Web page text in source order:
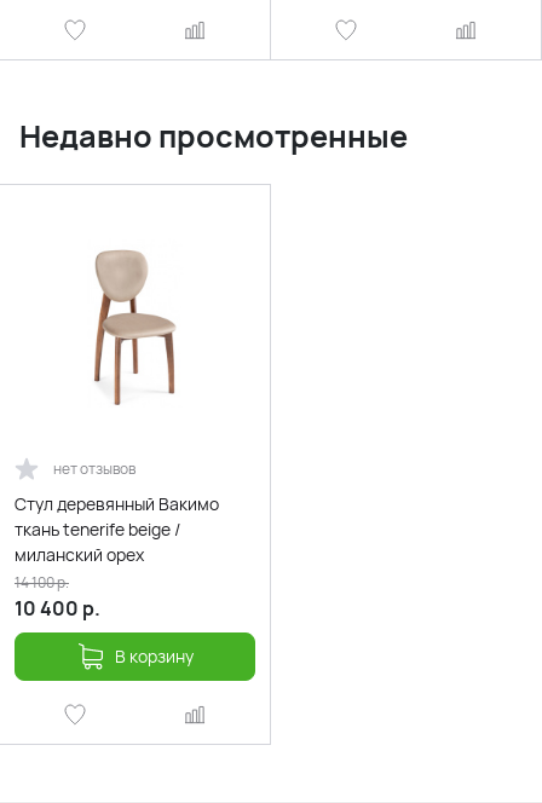
Недавно просмотренные
нет отзывов
Стул деревянный Вакимо
ткань tenerife beige /
миланский орех
10 400 р.
14 100р.
В корзину